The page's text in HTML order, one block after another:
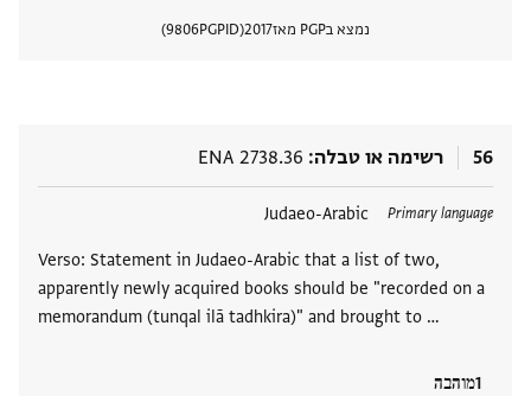
נמצא בPGP מאז 2017
PGPID
9806
56 רשימה או טבלה ENA 2738.36
Primary language
Judaeo-Arabic
Verso: Statement in Judaeo-Arabic that a list of two,
apparently newly acquired books should be "recorded on a
memorandum (tunqal ilā tadhkira)" and brought to …
מוהבה
תגים